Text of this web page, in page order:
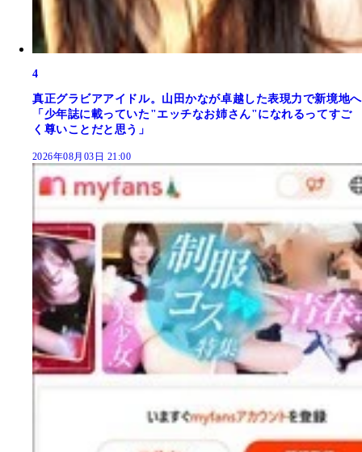
4
真正グラビアアイドル。山田かなが卓越した表現力で新境地へ
「少年誌に載っていた"エッチなお姉さん"になれるってすご
く尊いことだと思う」
2026年08月03日 21:00